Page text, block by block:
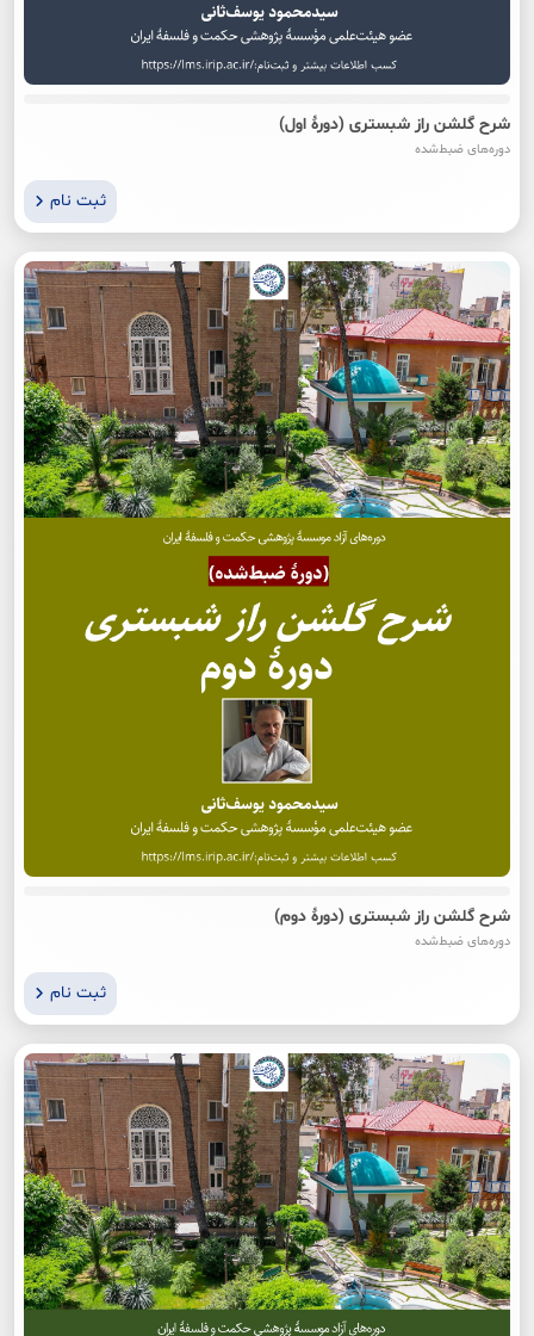
شرح گلشن راز شبستری (دورۀ اول)
دوره‌های ضبط‌شده
ثبت نام
شرح گلشن راز شبستری (دورۀ دوم)
دوره‌های ضبط‌شده
ثبت نام